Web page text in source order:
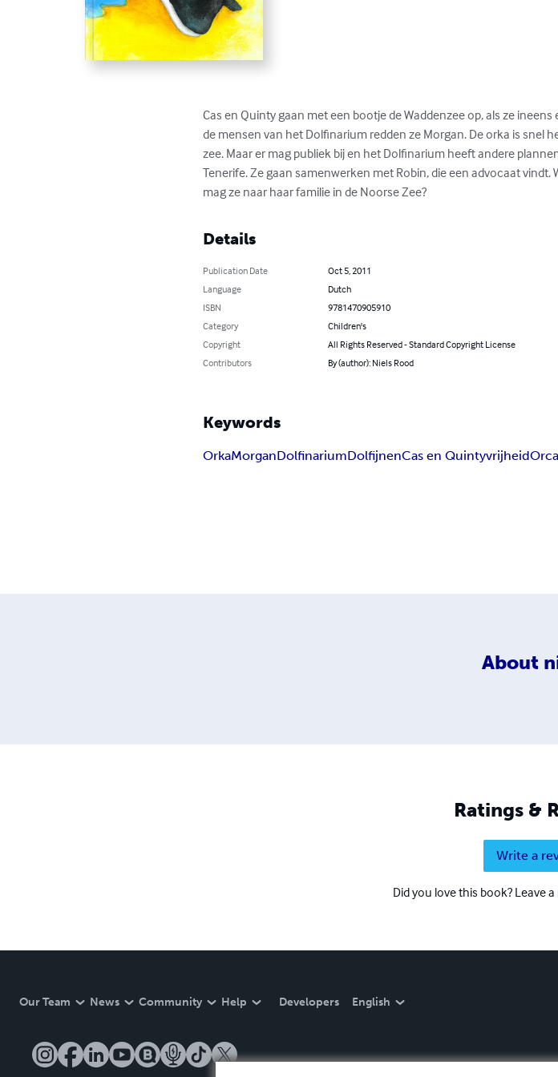
Cas en Quinty gaan met een bootje de Waddenzee op, als ze
de mensen van het Dolfinarium redden ze Morgan. De orka is snel
zee. Maar er mag publiek bij en het Dolfinarium heeft andere
Tenerife. Ze gaan samenwerken met Robin, die een advocaat
mag ze naar haar familie in de Noorse Zee?
Details
Publication Date
Oct 5, 2011
Language
Dutch
ISBN
9781470905910
Category
Children's
Copyright
All Rights Reserved - Standard Copyright License
Contributors
By (author): Niels Rood
Keywords
OrkaMorganDolfinariumDolfijnenCas en QuintyvrijheidOrca
About
Ratings &
Write a
Did you love this book? Leave
Our Team News Community Help Developers English